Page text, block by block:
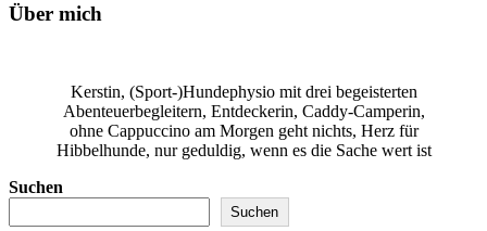
Über mich
Kerstin, (Sport-)Hundephysio mit drei begeisterten
Abenteuerbegleitern, Entdeckerin, Caddy-Camperin,
ohne Cappuccino am Morgen geht nichts, Herz für
Hibbelhunde, nur geduldig, wenn es die Sache wert ist
Suchen
Suchen